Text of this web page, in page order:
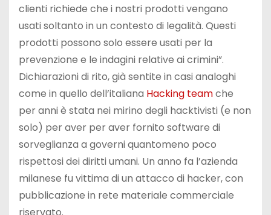
clienti richiede che i nostri prodotti vengano
usati soltanto in un contesto di legalità. Questi
prodotti possono solo essere usati per la
prevenzione e le indagini relative ai crimini”.
Dichiarazioni di rito, già sentite in casi analoghi
come in quello dell’italiana Hacking teamche
per anni è stata nei mirino degli hacktivisti (e non
solo) per aver per aver fornito software di
sorveglianza a governi quantomeno poco
rispettosi dei diritti umani. Un anno fa l’azienda
milanese fu vittima di un attacco di hacker, con
pubblicazione in rete materiale commerciale